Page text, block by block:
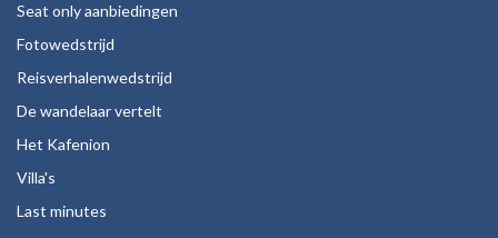
Seat only aanbiedingen
Fotowedstrijd
Reisverhalenwedstrijd
De wandelaar vertelt
Het Kafenion
Villa's
Last minutes